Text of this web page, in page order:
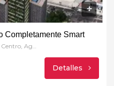
Completamente Smart
Blvd. Agua Caliente #12103 Zona Centro, Agua Caliente, 22024 Tijuana, B.C.
Detalles